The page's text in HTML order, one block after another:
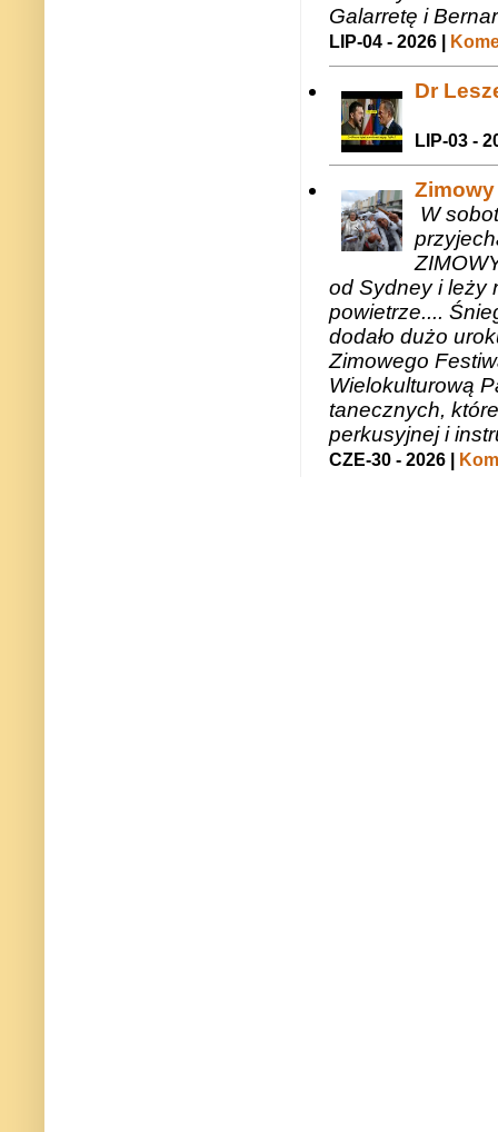
Galarretę i
LIP-04 - 2026 |
Dr
LIP-03 -
W
od Sydney i leży
powietrze....
dodało dużo
Zimowego
Wielokulturową
tanecznych,
perkusyjnej i
CZE-30 - 2026 |